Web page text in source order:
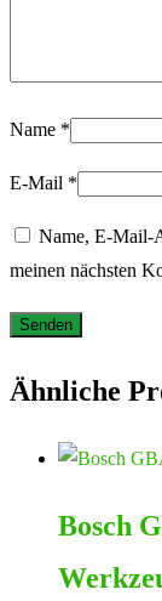
Name *
E-Mail *
Name, E-Mail-
meinen nächsten
Ähnliche
Bosch